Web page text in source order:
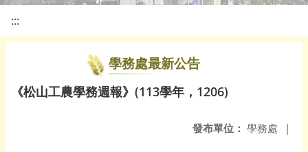
:::
學務處最新公告
《松山工農學務週報》(113學年，1206)
發布單位： 學務處 |